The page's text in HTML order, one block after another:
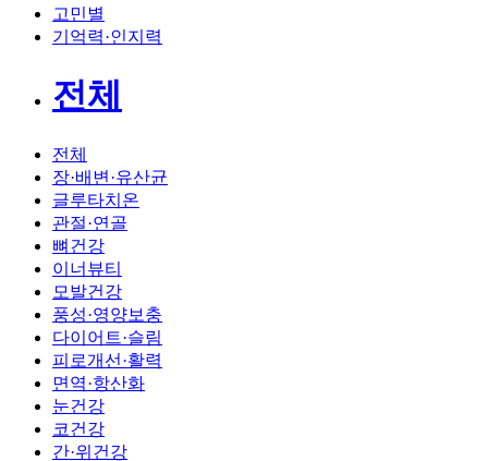
고민별
기억력·인지력
전체
전체
장·배변·유산균
글루타치온
관절·연골
뼈건강
이너뷰티
모발건강
풍성·영양보충
다이어트·슬림
피로개선·활력
면역·항산화
눈건강
코건강
간·위건강